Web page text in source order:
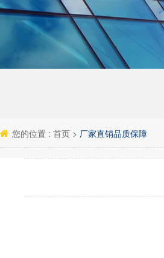
您的位置 : 首页 > 厂家直销品质保障